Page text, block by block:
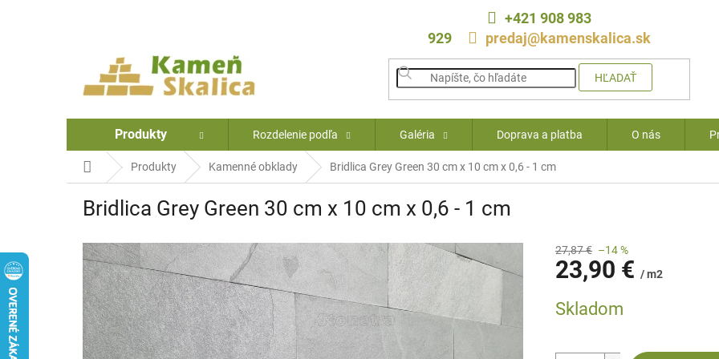
+421 908 983
929
predaj@kamenskalica.sk
HĽADAŤ
Produkty Rozdelenie podľa Galéria Doprava a platba O nás
DomovProdukty Kamenné obklady Bridlica Grey Green 30 cm x 10 cm x 0,6 - 1 cm
Bridlica Grey Green 30 cm x 10 cm x 0,6 - 1 cm
27,87 € –14 %
23,90 € / m2
cena:
Skladom